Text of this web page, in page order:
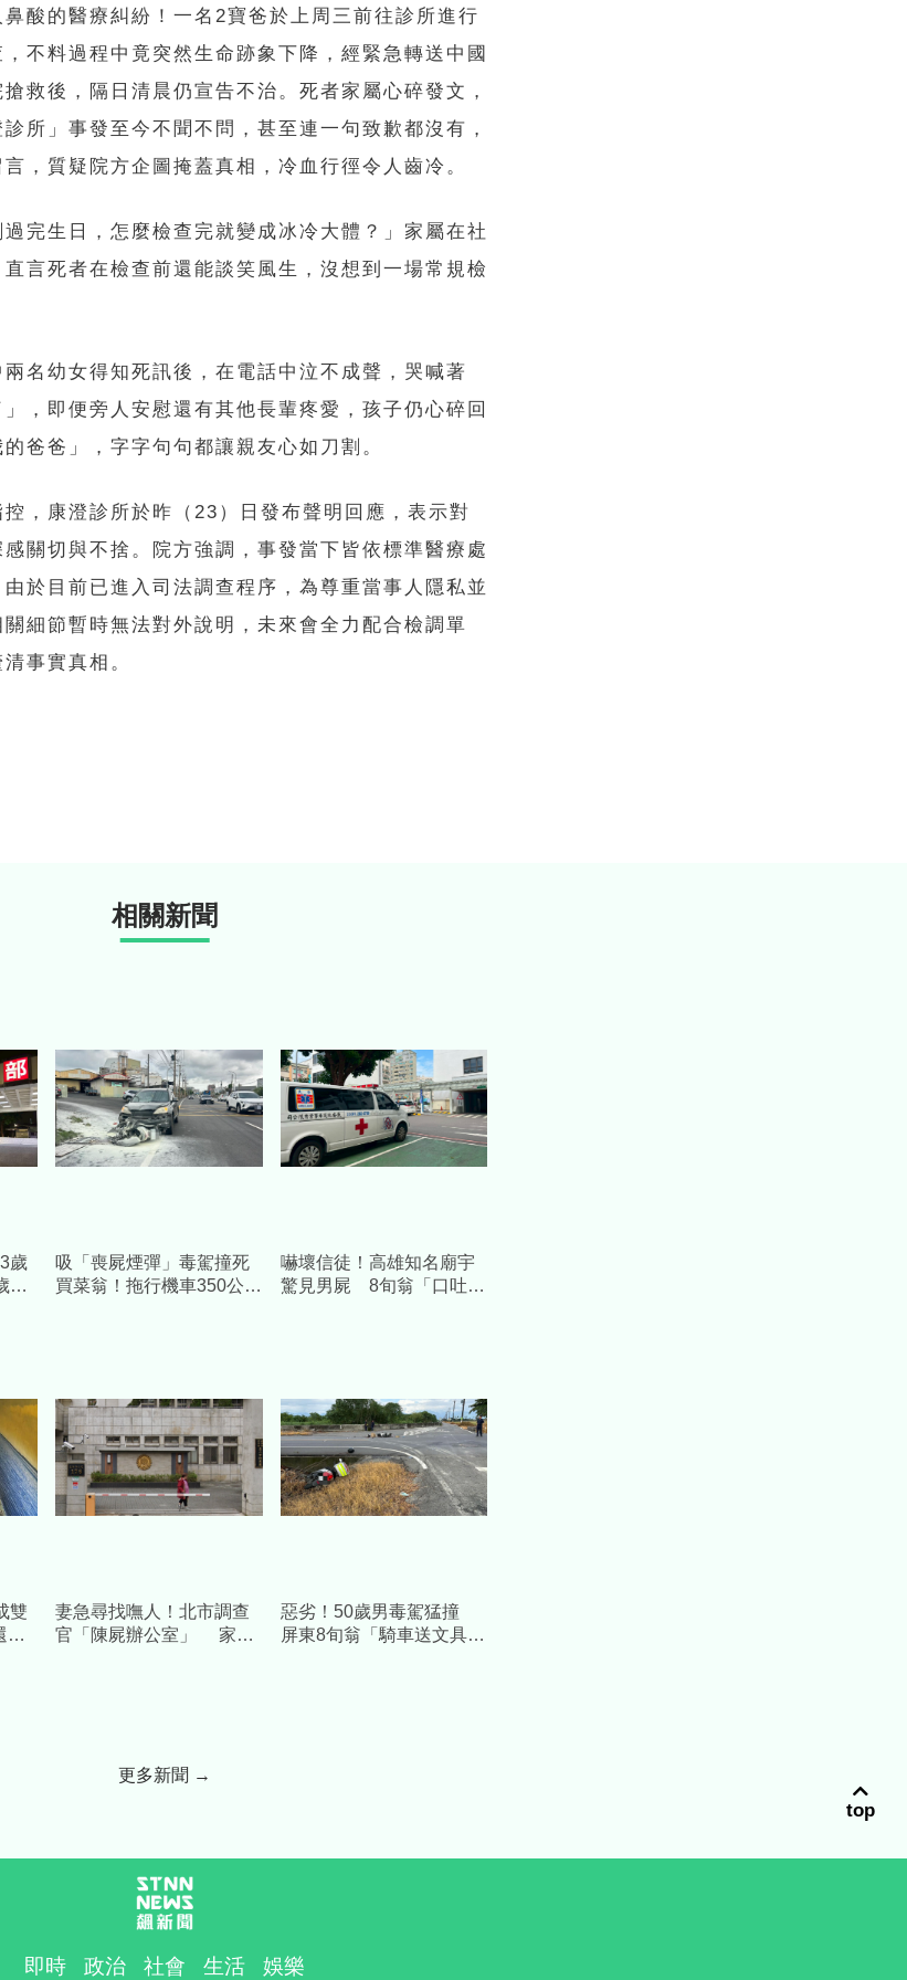
酸的醫療糾紛！一名2寶爸於上周三前往診所進行
不料過程中竟突然生命跡象下降，經緊急轉送中國
救後，隔日清晨仍宣告不治。死者家屬心碎發文，
所」事發至今不聞不問，甚至連一句致歉都沒有，
，質疑院方企圖掩蓋真相，冷血行徑令人齒冷。
過完生日，怎麼檢查完就變成冰冷大體？」家屬在社
言死者在檢查前還能談笑風生，沒想到一場常規檢
名幼女得知死訊後，在電話中泣不成聲，哭喊著
」，即便旁人安慰還有其他長輩疼愛，孩子仍心碎回
爸爸」，字字句句都讓親友心如刀割。
，康澄診所於昨（23）日發布聲明回應，表示對
關切與不捨。院方強調，事發當下皆依標準醫療處
於目前已進入司法調查程序，為尊重當事人隱私並
細節暫時無法對外說明，未來會全力配合檢調單
事實真相。
相關新聞
歲
老
吸「喪屍煙彈」毒駕撞死
買菜翁！拖行機車350公尺
嚇壞信徒！高雄知名廟宇
驚見男屍 8旬翁「口吐白
雙
泥
妻急尋找嘸人！北市調查
官「陳屍辦公室」 家
惡劣！50歲男毒駕猛撞
屏東8旬翁「騎車送文具」
更多新聞 →
即時 政治 社會 生活 娛樂
top